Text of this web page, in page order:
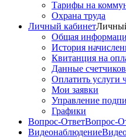
Тарифы на
Охрана труда
Личный кабинет
Общая
История
Квитанция на
Данные счетчиков
Оплатить услуги
Мои заявки
Управление
Графики
Вопрос-ОтветВопрос-
Видеонаблюдение